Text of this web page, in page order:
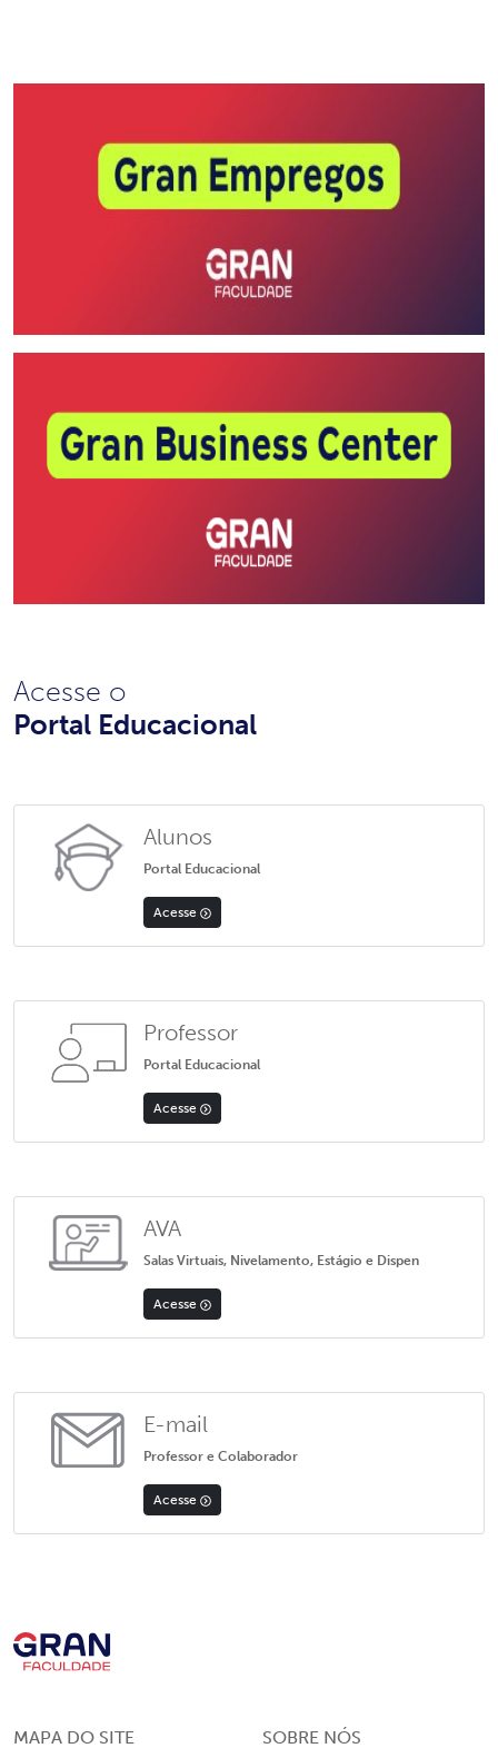
Acesse o
Portal Educacional
Alunos
Portal Educacional
Acesse
Professor
Portal Educacional
Acesse
AVA
Salas Virtuais, Nivelamento, Estágio e Dispen
Acesse
E-mail
Professor e Colaborador
Acesse
MAPA DO SITE SOBRE NÓS